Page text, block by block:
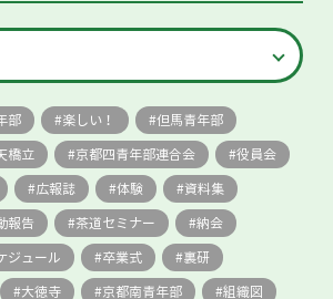
部 楽しい！ 但馬青年部
橋立 京都四青年部連合会 役員会
広報誌 体験 資料集
報告 茶道セミナー 納会
ジュール 卒業式 裏研
大徳寺 京都南青年部 組織図